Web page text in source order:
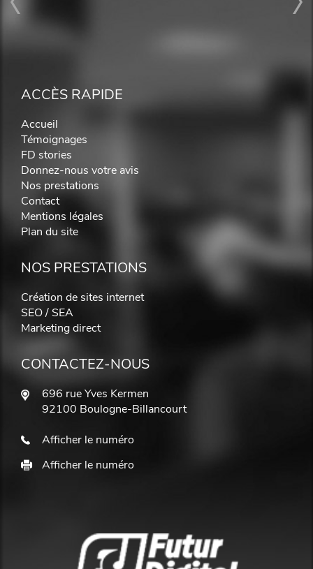
ACCÈS RAPIDE
Accueil
Témoignages
FD stories
Donnez-nous votre avis
Nos prestations
Contact
Mentions légales
Plan du site
NOS PRESTATIONS
Création de sites internet
SEO / SEA
Marketing direct
CONTACTEZ-NOUS
696 rue Yves Kermen
92100 Boulogne-Billancourt
Afficher le numéro
Afficher le numéro